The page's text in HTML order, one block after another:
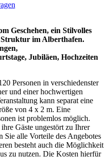
Geschehen, ein Stilvolles
Struktur im Alberthafen.
Jubiläen, Hochzeiten
Personen in verschiedenster
und einer hochwertigen
kann separat eine
von 4 x 2 m. Eine
ist problemlos möglich.
Gäste ungestört zu Ihrer
Sie alle Vorteile des Angebotes
besteht auch die Möglichkeit
zu nutzen. Die Kosten hierfür